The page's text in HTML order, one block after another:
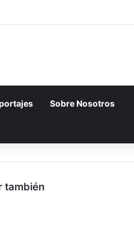
Sobre Nosotros
también